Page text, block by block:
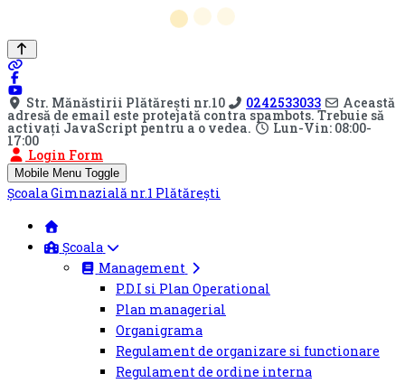
Str. Mănăstirii Plătărești nr.10 0242533033 Această
adresă de email este protejată contra spambots. Trebuie să
activați JavaScript pentru a o vedea. Lun-Vin: 08:00-
17:00
Login Form
Mobile Menu Toggle
Şcoala Gimnazială nr.1 Plătărești
Școala
Management
P.D.I si Plan Operational
Plan managerial
Organigrama
Regulament de organizare si functionare
Regulament de ordine interna